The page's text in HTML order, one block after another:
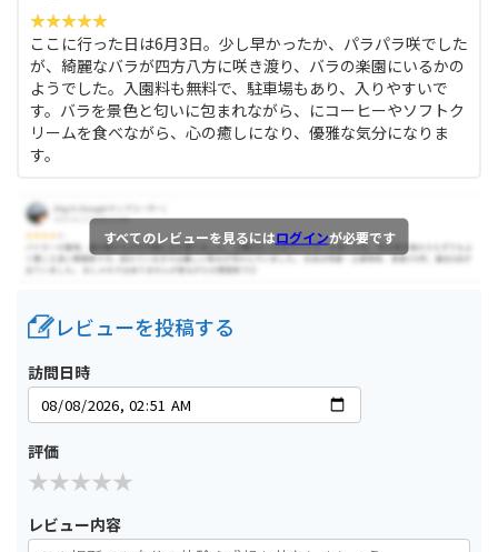
ここに行った日は6月3日。少し早かったか、パラパラ咲でした
が、綺麗なバラが四方八方に咲き渡り、バラの楽園にいるかの
ようでした。入園料も無料で、駐車場もあり、入りやすいで
す。バラを景色と匂いに包まれながら、にコーヒーやソフトク
リームを食べながら、心の癒しになり、優雅な気分になりま
す。
すべてのレビューを見るにはログインが必要です
レビューを投稿する
訪問日時
評価
レビュー内容